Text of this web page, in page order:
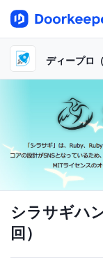
ディープロ
シラサギハ
回）